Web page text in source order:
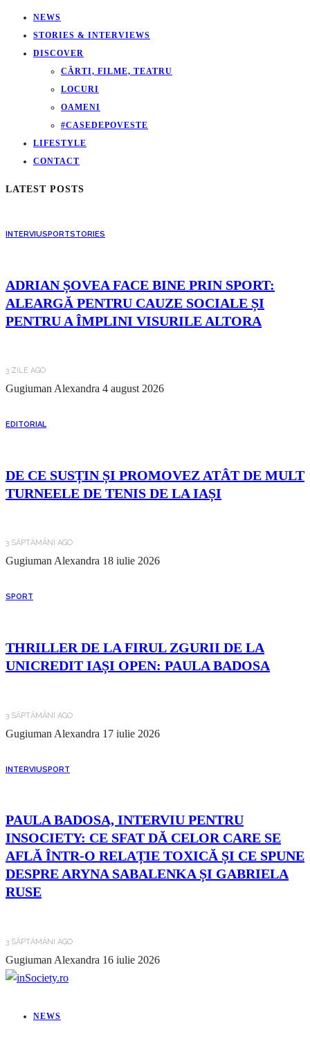
NEWS
STORIES & INTERVIEWS
DISCOVER
CĂRTI, FILME, TEATRU
LOCURI
OAMENI
#CASEDEPOVESTE
LIFESTYLE
CONTACT
LATEST POSTS
INTERVIUSPORTSTORIES
ADRIAN ȘOVEA FACE BINE PRIN SPORT:
ALEARGĂ PENTRU CAUZE SOCIALE ȘI
PENTRU A ÎMPLINI VISURILE ALTORA
3 ZILE AGO
Gugiuman Alexandra 4 august 2026
EDITORIAL
DE CE SUSȚIN ȘI PROMOVEZ ATÂT DE MULT
TURNEELE DE TENIS DE LA IAȘI
3 SĂPTĂMÂNI AGO
Gugiuman Alexandra 18 iulie 2026
SPORT
THRILLER DE LA FIRUL ZGURII DE LA
UNICREDIT IAȘI OPEN: PAULA BADOSA
3 SĂPTĂMÂNI AGO
Gugiuman Alexandra 17 iulie 2026
INTERVIUSPORT
PAULA BADOSA, INTERVIU PENTRU
INSOCIETY: CE SFAT DĂ CELOR CARE SE
AFLĂ ÎNTR-O RELAȚIE TOXICĂ ȘI CE SPUNE
DESPRE ARYNA SABALENKA ȘI GABRIELA
RUSE
3 SĂPTĂMÂNI AGO
Gugiuman Alexandra 16 iulie 2026
NEWS